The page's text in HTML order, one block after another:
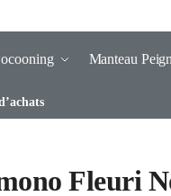
Manteau
Fleuri